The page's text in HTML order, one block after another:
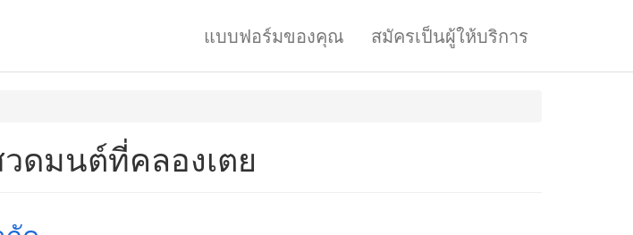
แบบฟอร์มของคุณ สมัครเป็นผู้ให้บริการ
ดมนต์ที่คลองเตย